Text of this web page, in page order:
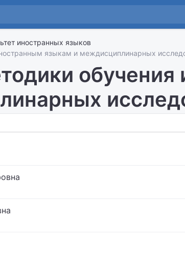
иностранных языков
языкам и междисциплинарных